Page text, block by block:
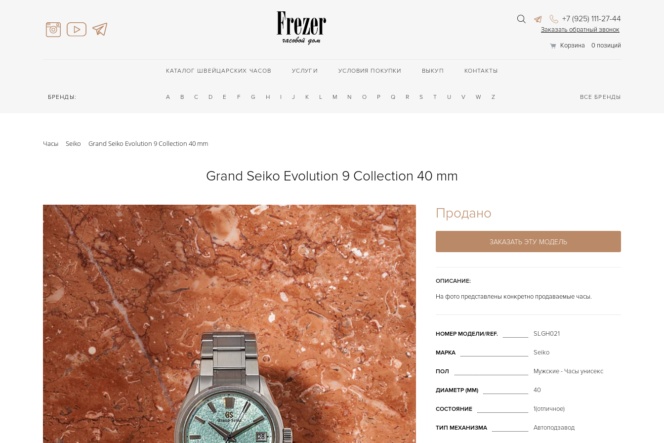
+7 (925) 111-27-44
Заказать обратный звонок
Корзина
0 позиций
КАТАЛОГ ШВЕЙЦАРСКИХ ЧАСОВ УСЛУГИ УСЛОВИЯ ПОКУПКИ ВЫКУП КОНТАКТЫ
БРЕНДЫ: A B C D E F G H I J K L M N O P Q R S T U V W Z ВСЕ БРЕНДЫ
Часы Seiko Grand Seiko Evolution 9 Collection 40 mm
Grand Seiko Evolution 9 Collection 40 mm
Продано
ЗАКАЗАТЬ ЭТУ МОДЕЛЬ
ОПИСАНИЕ:
На фото представлены конкретно продаваемые часы.
НОМЕР МОДЕЛИ/REF. SLGH021
МАРКА Seiko
ПОЛ Мужские - Часы унисекс
ДИАМЕТР (MM) 40
СОСТОЯНИЕ 1(отличное)
ТИП МЕХАНИЗМА Автоподзавод